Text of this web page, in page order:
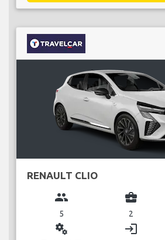
RENAULT CLIO
group
5
business_center
2
miscellaneous_services login